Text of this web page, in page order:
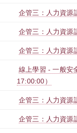
企管三：人力資源
企管三：人力資源
企管三：人力資源
線上學習 - 一般安
17:00:00）
企管三：人力資源
企管三：人力資源